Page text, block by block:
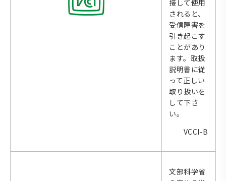
接して使用
されると、
受信障害を
引き起こす
ことがあり
ます。取扱
説明書に従
って正しい
取り扱いを
して下さ
い。
VCCI-B
文部科学省